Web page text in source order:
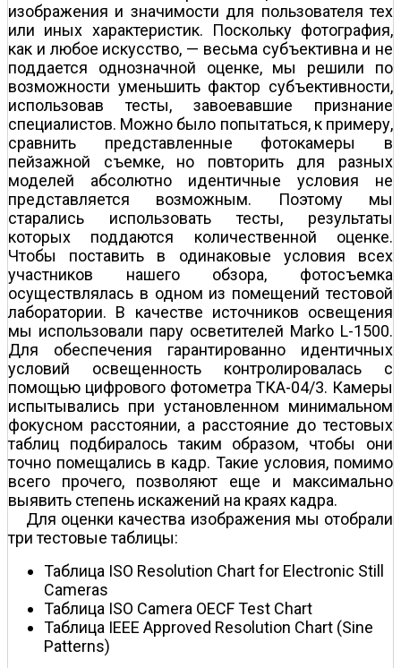
изображения и значимости для пользователя тех
или иных характеристик. Поскольку фотография,
как и любое искусство, — весьма субъективна и не
поддается однозначной оценке, мы решили по
возможности уменьшить фактор субъективности,
использовав тесты, завоевавшие признание
специалистов. Можно было попытаться, к примеру,
сравнить представленные фотокамеры в
пейзажной съемке, но повторить для разных
моделей абсолютно идентичные условия не
представляется возможным. Поэтому мы
старались использовать тесты, результаты
которых поддаются количественной оценке.
Чтобы поставить в одинаковые условия всех
участников нашего обзора, фотосъемка
осуществлялась в одном из помещений тестовой
лаборатории. В качестве источников освещения
мы использовали пару осветителей Marko L-1500.
Для обеспечения гарантированно идентичных
условий освещенность контролировалась с
помощью цифрового фотометра ТКА-04/3. Камеры
испытывались при установленном минимальном
фокусном расстоянии, а расстояние до тестовых
таблиц подбиралось таким образом, чтобы они
точно помещались в кадр. Такие условия, помимо
всего прочего, позволяют еще и максимально
выявить степень искажений на краях кадра.
Для оценки качества изображения мы отобрали
три тестовые таблицы:
Таблица ISO Resolution Chart for Electronic Still
Cameras
Таблица ISO Camera OECF Test Chart
Таблица IEEE Approved Resolution Chart (Sine
Patterns)